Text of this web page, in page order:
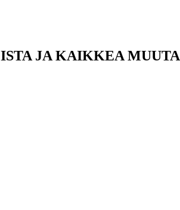
JA KAIKKEA MUUTA